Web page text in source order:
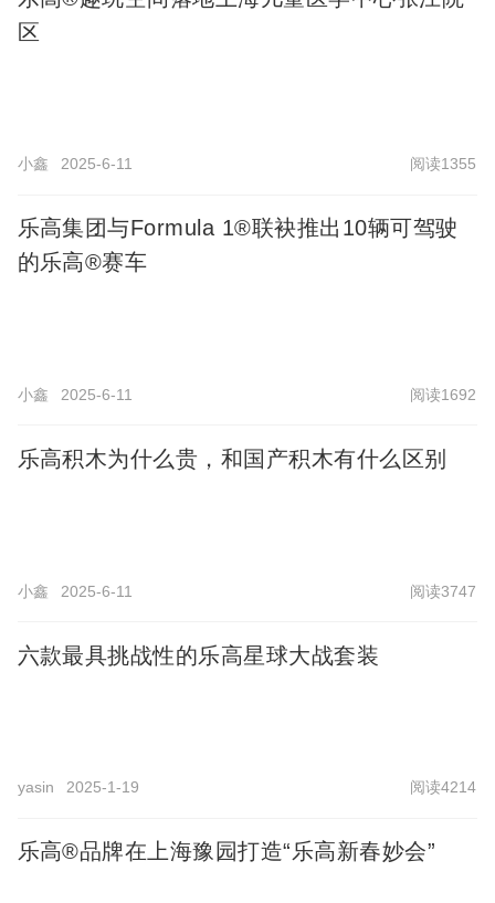
区
小鑫 2025-6-11 阅读1355
乐高集团与Formula 1®联袂推出10辆可驾驶
的乐高®赛车
小鑫 2025-6-11 阅读1692
乐高积木为什么贵，和国产积木有什么区别
小鑫 2025-6-11 阅读3747
六款最具挑战性的乐高星球大战套装
yasin 2025-1-19 阅读4214
乐高®品牌在上海豫园打造“乐高新春妙会”